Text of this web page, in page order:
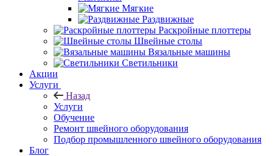
Мягкие
Раздвижные
Раскройные плоттеры
Швейные столы
Вязальные машины
Светильники
Акции
Услуги
Назад
Услуги
Обучение
Ремонт швейного оборудования
Подбор промышленного швейного оборудования
Блог